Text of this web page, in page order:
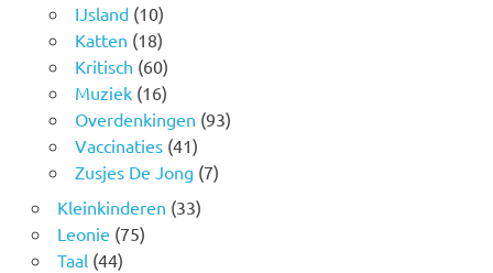
IJsland(10)
Katten (18)
Kritisch (60)
Muziek(16)
Overdenkingen (93)
Vaccinaties(41)
Zusjes De Jong (7)
Kleinkinderen (33)
Leonie (75)
Taal(44)